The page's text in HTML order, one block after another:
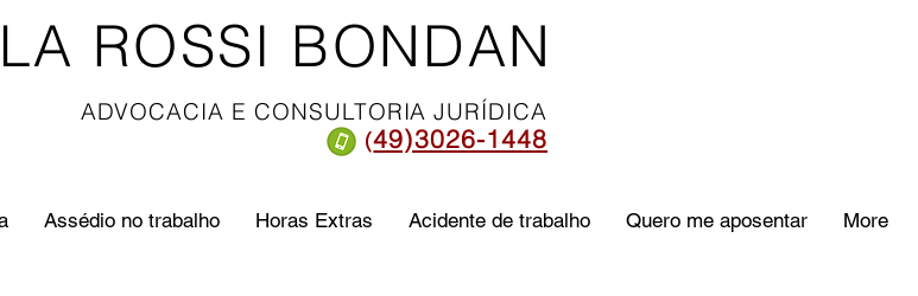
ROSSI BONDAN
ADVOCACIA E CONSULTORIA JURÍDICA
(49)3026-1448
Assédio no trabalho Horas Extras Acidente de trabalho Quero me aposentar More